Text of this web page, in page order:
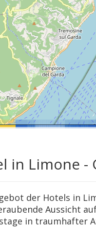
in Limone -
der Hotels in
Aussicht
in traumhafter